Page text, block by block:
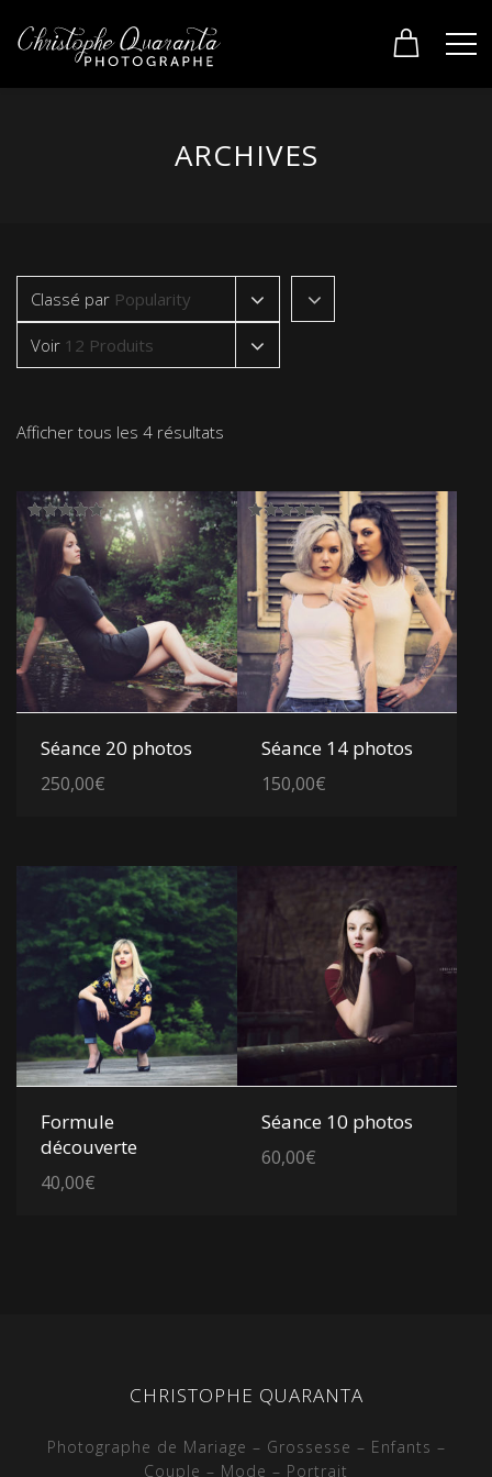
ARCHIVES
Classé par Popularity
Voir 12 Produits
Afficher tous les 4 résultats
Note
5.00
sur 5
Voir les détails
Séance 20 photos
250,00€
Note
5.00
sur 5
Voir les détails
Séance 14 photos
150,00€
Voir les détails
Formule
découverte
40,00€
Voir les détails
Séance 10 photos
60,00€
CHRISTOPHE QUARANTA
Photographe de Mariage – Grossesse – Enfants –
Couple – Mode – Portrait